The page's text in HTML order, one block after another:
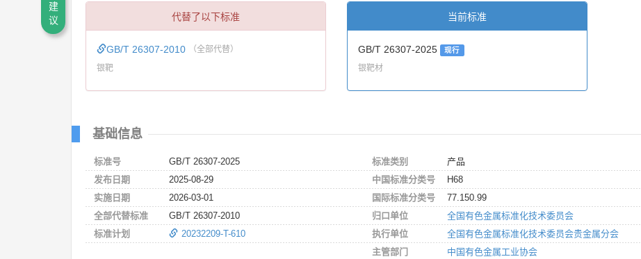
代替了以下标准
GB/T 26307-2010 （全部代替）
银靶
当前标准
GB/T 26307-2025 现行
银靶材
基础信息
标准号
GB/T 26307-2025
发布日期
2025-08-29
实施日期
2026-03-01
全部代替标准
GB/T 26307-2010
标准计划
20232209-T-610
标准类别
产品
中国标准分类号
H68
国际标准分类号
77.150.99
归口单位
全国有色金属标准化技术委员会
执行单位
全国有色金属标准化技术委员会贵金属分会
主管部门
中国有色金属工业协会
建
议